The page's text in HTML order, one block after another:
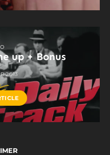
up + Bonus
2013